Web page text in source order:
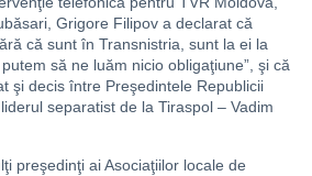
Grigore Filipov a declarat că
că sunt în Transnistria, sunt la ei la
să ne luăm nicio obligaţiune”, şi că
şi decis între Preşedintele Republicii
separatist de la Tiraspol – Vadim
preşedinţi ai Asociaţiilor locale de